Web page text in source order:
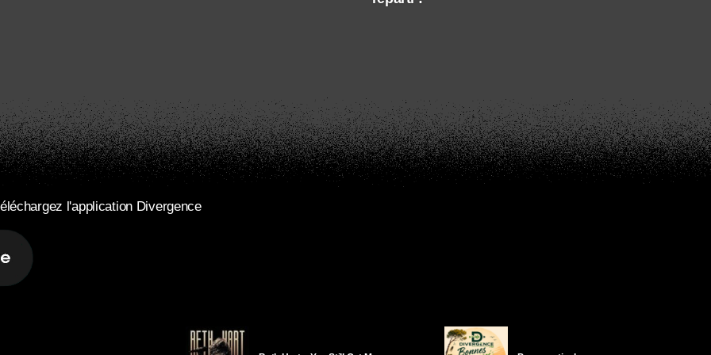
l'application Divergence